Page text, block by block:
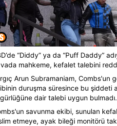
“Diddy” ya da “Puff Daddy”
mahkeme, kefalet talebini
Arun Subramaniam, Combs'un
duruşma süresince bu şiddeti
dair talebi uygun bulmadı.
savunma ekibi, sunulan
etmeye, ayak bileği monitörü